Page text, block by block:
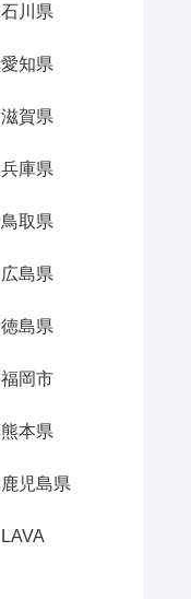
石川県
愛知県
滋賀県
兵庫県
鳥取県
広島県
徳島県
福岡市
熊本県
鹿児島県
LAVA